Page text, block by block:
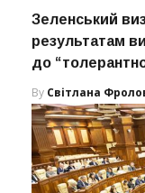
Зеленський
результатам
до
By Світлана